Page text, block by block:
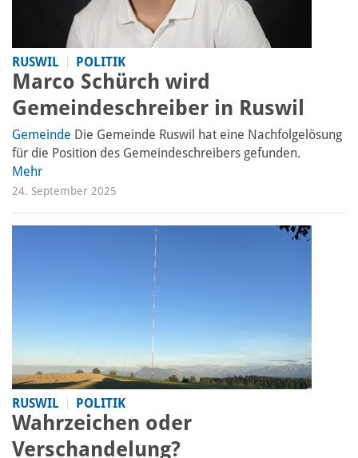
RUSWIL POLITIK
Marco Schürch wird
Gemeindeschreiber in Ruswil
Gemeinde Die Gemeinde Ruswil hat eine Nachfolgelösung
für die Position des Gemeindeschreibers gefunden.
Mehr
24. September 2025
RUSWIL POLITIK
Wahrzeichen oder
Verschandelung?